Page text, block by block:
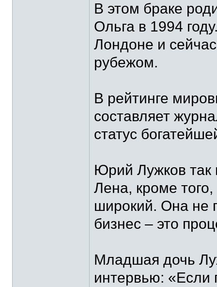
В этом браке
Ольга в 1994
Лондоне и
рубежом.
В рейтинге
составляет
статус
Юрий Лужков так
Лена, кроме
широкий. Она не
бизнес – это
Младшая дочь
интервью: «Если